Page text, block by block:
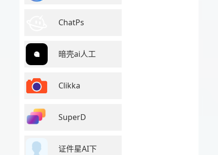
ChatPs
暗壳ai人工
Clikka
SuperD
证件星AI下